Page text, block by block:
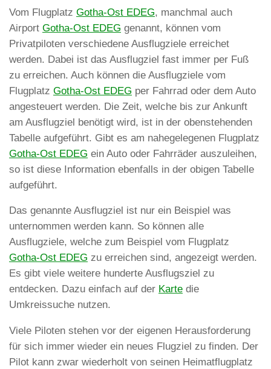
Vom Flugplatz Gotha-Ost EDEG, manchmal auch
Airport Gotha-Ost EDEG genannt, können vom
Privatpiloten verschiedene Ausflugziele erreichet
werden. Dabei ist das Ausflugziel fast immer per Fuß
zu erreichen. Auch können die Ausflugziele vom
Flugplatz Gotha-Ost EDEG per Fahrrad oder dem Auto
angesteuert werden. Die Zeit, welche bis zur Ankunft
am Ausflugziel benötigt wird, ist in der obenstehenden
Tabelle aufgeführt. Gibt es am nahegelegenen Flugplatz
Gotha-Ost EDEG ein Auto oder Fahrräder auszuleihen,
so ist diese Information ebenfalls in der obigen Tabelle
aufgeführt.
Das genannte Ausflugziel ist nur ein Beispiel was
unternommen werden kann. So können alle
Ausflugziele, welche zum Beispiel vom Flugplatz
Gotha-Ost EDEG zu erreichen sind, angezeigt werden.
Es gibt viele weitere hunderte Ausflugsziel zu
entdecken. Dazu einfach auf der Karte die
Umkreissuche nutzen.
Viele Piloten stehen vor der eigenen Herausforderung
für sich immer wieder ein neues Flugziel zu finden. Der
Pilot kann zwar wiederholt von seinen Heimatflugplatz